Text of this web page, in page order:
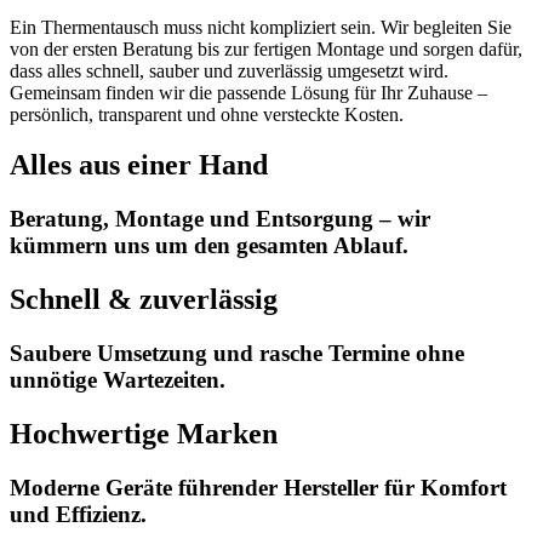
Ein Thermentausch muss nicht kompliziert sein. Wir begleiten Sie
von der ersten Beratung bis zur fertigen Montage und sorgen dafür,
dass alles schnell, sauber und zuverlässig umgesetzt wird.
Gemeinsam finden wir die passende Lösung für Ihr Zuhause –
persönlich, transparent und ohne versteckte Kosten.
Alles aus einer Hand
Beratung, Montage und Entsorgung – wir
kümmern uns um den gesamten Ablauf.
Schnell & zuverlässig
Saubere Umsetzung und rasche Termine ohne
unnötige Wartezeiten.
Hochwertige Marken
Moderne Geräte führender Hersteller für Komfort
und Effizienz.